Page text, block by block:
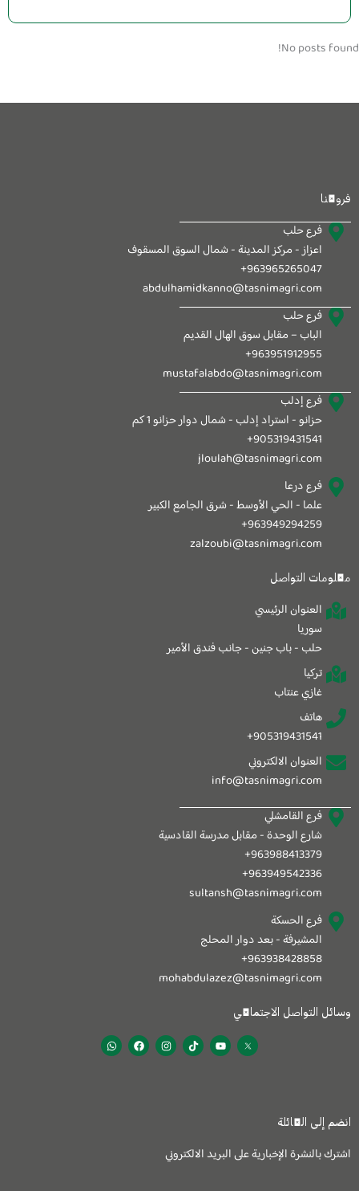
No posts found!
فروعنا
فرع حلب
اعزاز - مركز المدينة - شمال السوق المسقوف
963965265047+
abdulhamidkanno@tasnimagri.com
فرع حلب
الباب – مقابل سوق الهال القديم
963951912955+
mustafalabdo@tasnimagri.com
فرع إدلب
حزانو - استراد إدلب - شمال دوار حزانو 1 كم
905319431541+
jloulah@tasnimagri.com
فرع درعا
علما - الحي الأوسط - شرق الجامع الكبير
963949294259+
zalzoubi@tasnimagri.com
معلومات التواصل
العنوان الرئيسي
سوريا
حلب - باب جنين - جانب فندق الأمير
تركيا
غازي عنتاب
هاتف
905319431541+
العنوان الالكتروني
info@tasnimagri.com
فرع القامشلي
شارع الوحدة - مقابل مدرسة القادسية
963988413379+
963949542336+
sultansh@tasnimagri.com
فرع الحسكة
المشيرفة - بعد دوار المحلج
963938428858+
mohabdulazez@tasnimagri.com
وسائل التواصل الاجتماعي
Y
o
u
T
i
k
I
n
s
F
a
c
W
h
a
انضم إلى العائلة
اشترك بالنشرة الإخبارية على البريد الالكتروني